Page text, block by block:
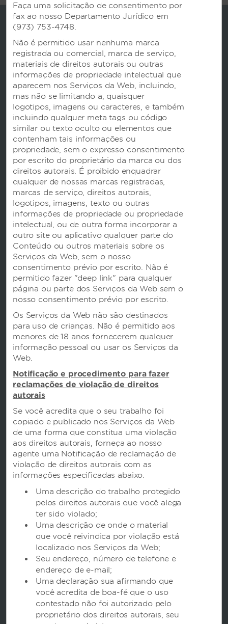
Faça uma solicitação de consentimento por
fax ao nosso Departamento Jurídico em
(973) 753-4748.
Não é permitido usar nenhuma marca
registrada ou comercial, marca de serviço,
materiais de direitos autorais ou outras
informações de propriedade intelectual que
aparecem nos Serviços da Web, incluindo,
mas não se limitando a, quaisquer
logotipos, imagens ou caracteres, e também
incluindo qualquer meta tags ou código
similar ou texto oculto ou elementos que
contenham tais informações ou
propriedade, sem o expresso consentimento
por escrito do proprietário da marca ou dos
direitos autorais. É proibido enquadrar
qualquer de nossas marcas registradas,
marcas de serviço, direitos autorais,
logotipos, imagens, texto ou outras
informações de propriedade ou propriedade
intelectual, ou de outra forma incorporar a
outro site ou aplicativo qualquer parte do
Conteúdo ou outros materiais sobre os
Serviços da Web, sem o nosso
consentimento prévio por escrito. Não é
permitido fazer "deep link" para qualquer
página ou parte dos Serviços da Web sem o
nosso consentimento prévio por escrito.
Os Serviços da Web não são destinados
para uso de crianças. Não é permitido aos
menores de 18 anos fornecerem qualquer
informação pessoal ou usar os Serviços da
Web.
Notificação e procedimento para fazer
reclamações de violação de direitos
autorais
Se você acredita que o seu trabalho foi
copiado e publicado nos Serviços da Web
de uma forma que constitua uma violação
aos direitos autorais, forneça ao nosso
agente uma Notificação de reclamação de
violação de direitos autorais com as
informações especificadas abaixo.
Uma descrição do trabalho protegido
pelos direitos autorais que você alega
ter sido violado;
Uma descrição de onde o material
que você reivindica por violação está
localizado nos Serviços da Web;
Seu endereço, número de telefone e
endereço de e-mail;
Uma declaração sua afirmando que
você acredita de boa-fé que o uso
contestado não foi autorizado pelo
proprietário dos direitos autorais, seu
Reservas
Contato
Termos & Políticas
Nossas Marcas
Hotels by Wyndham
Aluguel por temporada, Club Resorts e
condomínios
Caesars Rewards
Este site usa cookies para que possamos lembrar de você e entender como você e outros
Ao usar este site, você concorda com o uso de cookies de acordo com os termos de nossa
Notificação de Privacidade
Nós nos esforçamos para ter um site que seja acessível a pessoas com deficiências. No
conosco pelo e-mail accessibility@wyndham.com. Trabalharemos com você para garantir